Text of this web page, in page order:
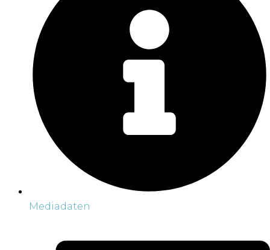
Mediadaten